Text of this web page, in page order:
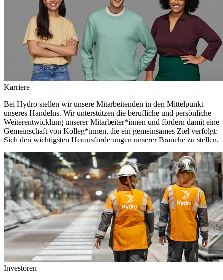
Karriere
Bei Hydro stellen wir unsere Mitarbeitenden in den Mittelpunkt
unseres Handelns. Wir unterstützen die berufliche und persönliche
Weiterentwicklung unserer Mitarbeiter*innen und fördern damit eine
Gemeinschaft von Kolleg*innen, die ein gemeinsames Ziel verfolgt:
Sich den wichtigsten Herausforderungen unserer Branche zu stellen.
Investoren